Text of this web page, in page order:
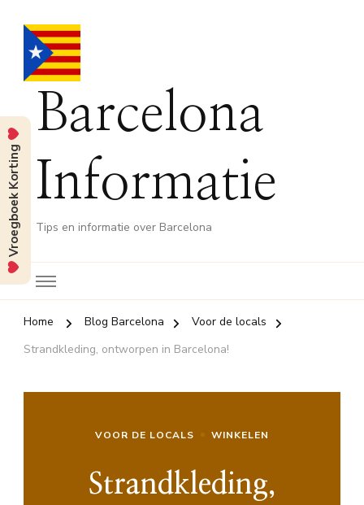
Barcelona
Informatie
Tips en informatie over Barcelona
Home Blog Barcelona
Voor de locals
Strandkleding, ontworpen in Barcelona!
VOOR DE LOCALS WINKELEN
Strandkleding,
Vroegboek Korting